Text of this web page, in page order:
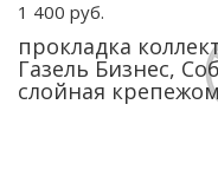
1 400 руб.
прокладка
Газель Бизнес,
слойная